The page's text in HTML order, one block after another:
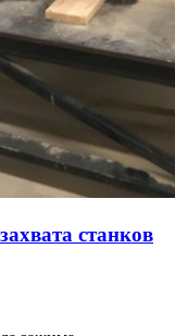
станков